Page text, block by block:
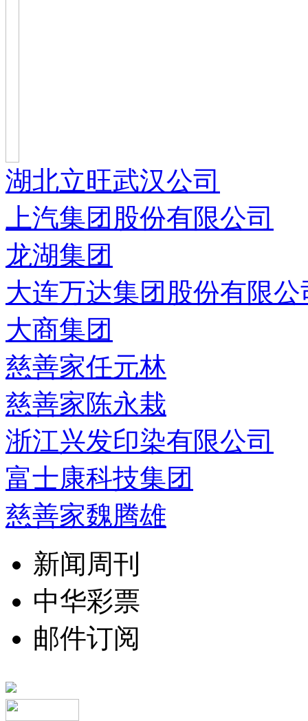
湖北立旺武汉公司
上汽集团股份有限公司
龙湖集团
大连万达集团股份有限公
大商集团
慈善家任元林
慈善家陈永栽
浙江兴发印染有限公司
富士康科技集团
慈善家魏腾雄
新闻周刊
中华彩票
邮件订阅